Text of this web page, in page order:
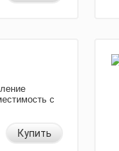
с
Купить